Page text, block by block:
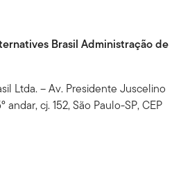
Brasil Administração de
Ltda. – Av. Presidente Juscelino
andar, cj. 152, São Paulo-SP, CEP